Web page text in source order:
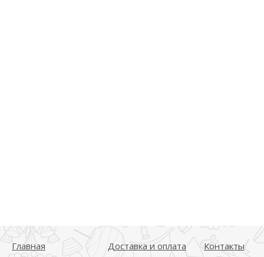
Главная
Доставка и оплата
Контакты